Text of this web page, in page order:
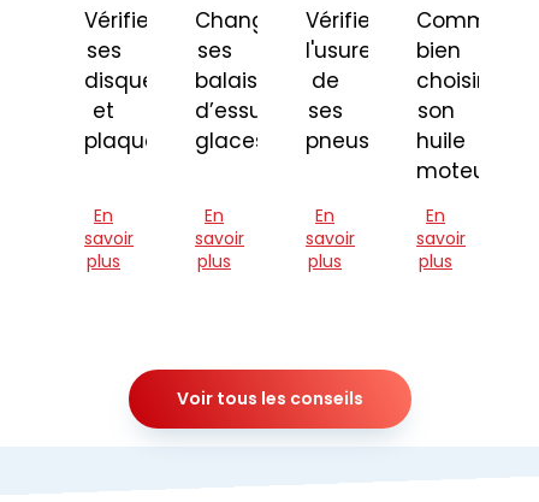
Vérifier
ses
disques
et
plaquettes
En
savoir
plus
Changer
ses
balais
d’essuie-
glaces
En
savoir
plus
Vérifier
l'usure
de
ses
pneus
En
savoir
plus
Comment
bien
choisir
son
huile
moteur
En
savoir
plus
Voir tous les conseils